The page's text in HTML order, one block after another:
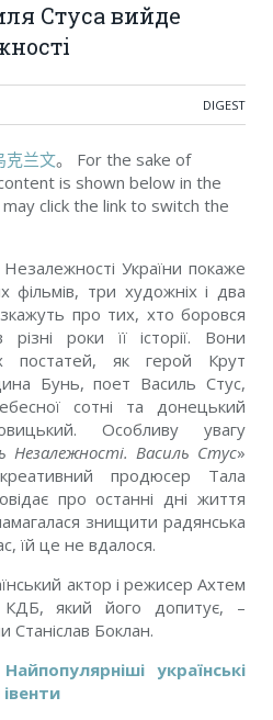
Стуса вийде
DIGEST
克兰文。 For the sake of
is shown below in the
click the link to switch the
України покаже
фільмів, три художніх і два
про тих, хто боровся
роки її історії. Вони
постатей, як герой Крут
Бунь, поет Василь Стус,
сотні та донецький
Особливу увагу
Незалежності. Василь Стус»
продюсер Тала
про останні дні життя
знищити радянська
їй це не вдалося.
актор і режисер Ахтем
КДБ, який його допитує, –
Станіслав Боклан.
Найпопулярніші українські